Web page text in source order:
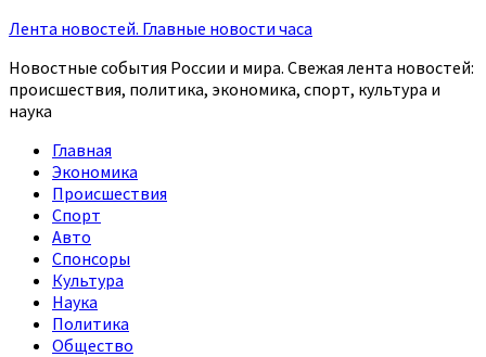
Лента новостей. Главные новости часа
Новостные события России и мира. Свежая лента новостей:
происшествия, политика, экономика, спорт, культура и
наука
Главная
Экономика
Происшествия
Спорт
Авто
Спонсоры
Культура
Наука
Политика
Общество